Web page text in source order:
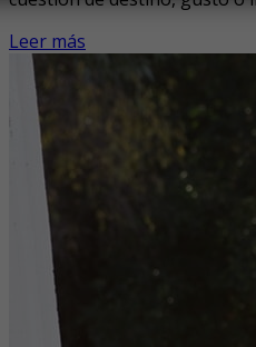
Leer más